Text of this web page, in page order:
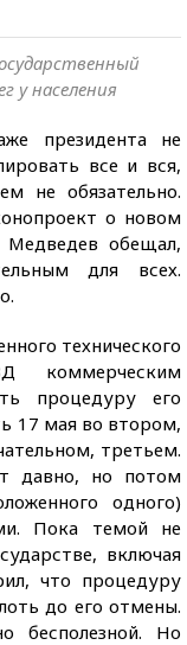
у населения
президента не
все и вся,
не обязательно.
о новом
Медведев обещал,
для всех.
технического
коммерческим
процедуру его
17 мая во втором,
третьем.
давно, но потом
одного)
Пока темой не
включая
что процедуру
до его отмены.
бесполезной. Но